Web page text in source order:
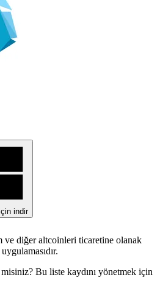
indir
diğer altcoinleri ticaretine olanak
Bu liste kaydını yönetmek için